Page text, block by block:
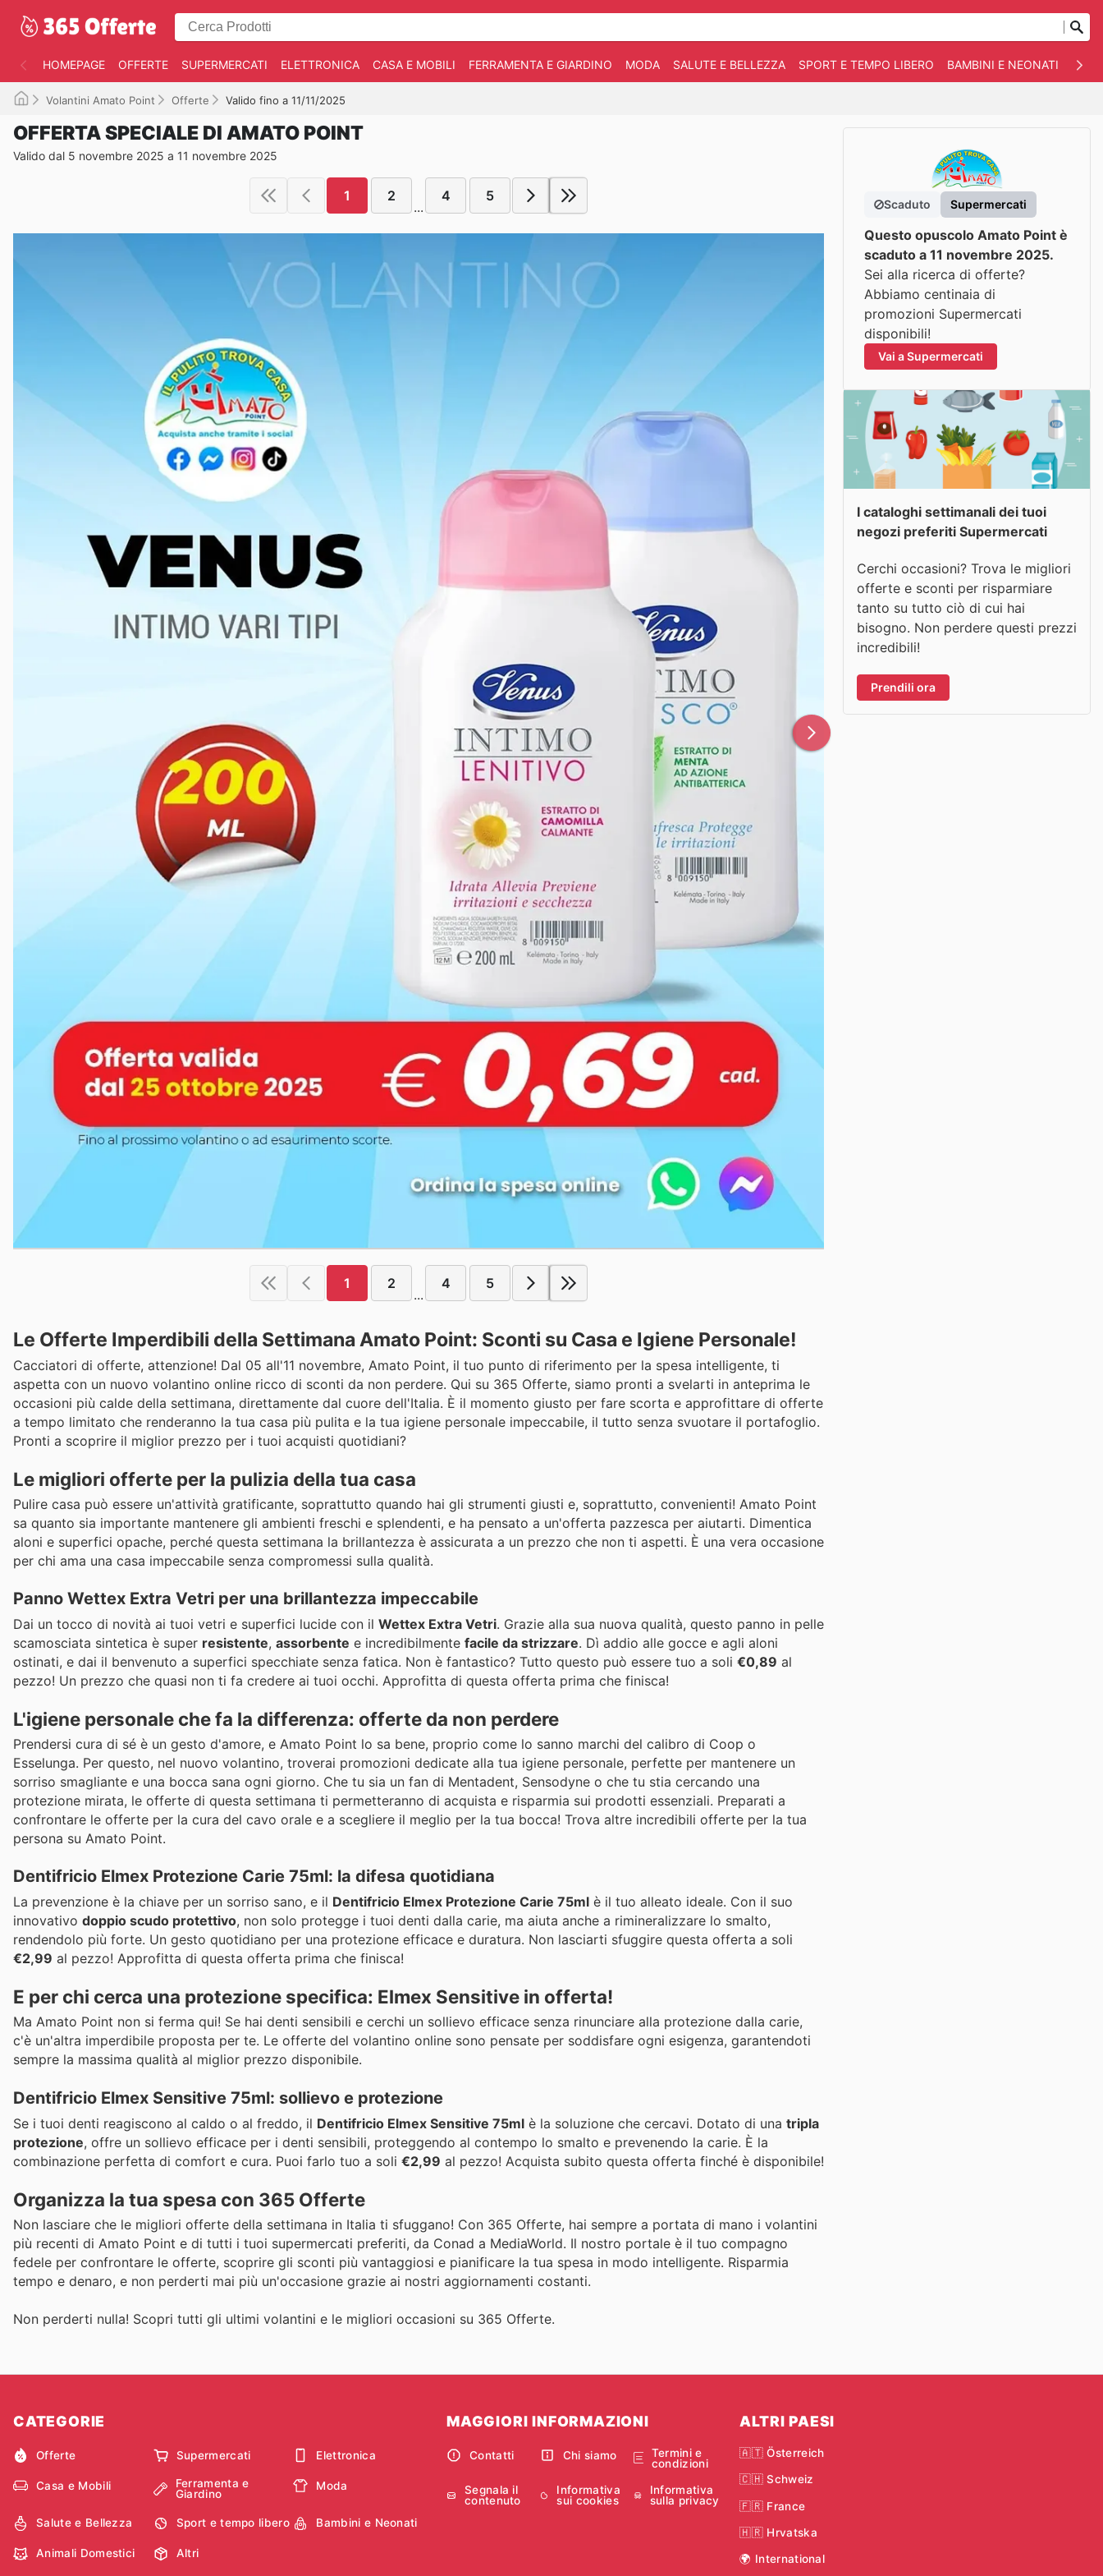
HOMEPAGE OFFERTE SUPERMERCATI ELETTRONICA CASA E MOBILI FERRAMENTA E GIARDINO MODA SALUTE E BELLEZZA SPORT E TEMPO LIBERO BAMBINI E NEONATI
Volantini Amato Point Offerte Valido fino a 11/11/2025
OFFERTA SPECIALE DI AMATO POINT
Valido dal 5 novembre 2025 a 11 novembre 2025
1 2
...
4 5
1 2
...
4 5
Le Offerte Imperdibili della Settimana Amato Point: Sconti su Casa e Igiene Personale!
Cacciatori di offerte, attenzione! Dal 05 all'11 novembre, Amato Point, il tuo punto di riferimento per la spesa intelligente, ti
aspetta con un nuovo volantino online ricco di sconti da non perdere. Qui su 365 Offerte, siamo pronti a svelarti in anteprima le
occasioni più calde della settimana, direttamente dal cuore dell'Italia. È il momento giusto per fare scorta e approfittare di offerte
a tempo limitato che renderanno la tua casa più pulita e la tua igiene personale impeccabile, il tutto senza svuotare il portafoglio.
Pronti a scoprire il miglior prezzo per i tuoi acquisti quotidiani?
Le migliori offerte per la pulizia della tua casa
Pulire casa può essere un'attività gratificante, soprattutto quando hai gli strumenti giusti e, soprattutto, convenienti! Amato Point
sa quanto sia importante mantenere gli ambienti freschi e splendenti, e ha pensato a un'offerta pazzesca per aiutarti. Dimentica
aloni e superfici opache, perché questa settimana la brillantezza è assicurata a un prezzo che non ti aspetti. È una vera occasione
per chi ama una casa impeccabile senza compromessi sulla qualità.
Panno Wettex Extra Vetri per una brillantezza impeccabile
Dai un tocco di novità ai tuoi vetri e superfici lucide con il Wettex Extra Vetri. Grazie alla sua nuova qualità, questo panno in pelle
scamosciata sintetica è super resistente, assorbente e incredibilmente facile da strizzare. Dì addio alle gocce e agli aloni
ostinati, e dai il benvenuto a superfici specchiate senza fatica. Non è fantastico? Tutto questo può essere tuo a soli €0,89 al
pezzo! Un prezzo che quasi non ti fa credere ai tuoi occhi. Approfitta di questa offerta prima che finisca!
L'igiene personale che fa la differenza: offerte da non perdere
Prendersi cura di sé è un gesto d'amore, e Amato Point lo sa bene, proprio come lo sanno marchi del calibro di Coop o
Esselunga. Per questo, nel nuovo volantino, troverai promozioni dedicate alla tua igiene personale, perfette per mantenere un
sorriso smagliante e una bocca sana ogni giorno. Che tu sia un fan di Mentadent, Sensodyne o che tu stia cercando una
protezione mirata, le offerte di questa settimana ti permetteranno di acquista e risparmia sui prodotti essenziali. Preparati a
confrontare le offerte per la cura del cavo orale e a scegliere il meglio per la tua bocca! Trova altre incredibili offerte per la tua
persona su Amato Point.
Dentifricio Elmex Protezione Carie 75ml: la difesa quotidiana
La prevenzione è la chiave per un sorriso sano, e il Dentifricio Elmex Protezione Carie 75ml è il tuo alleato ideale. Con il suo
innovativo doppio scudo protettivo, non solo protegge i tuoi denti dalla carie, ma aiuta anche a rimineralizzare lo smalto,
rendendolo più forte. Un gesto quotidiano per una protezione efficace e duratura. Non lasciarti sfuggire questa offerta a soli
€2,99 al pezzo! Approfitta di questa offerta prima che finisca!
E per chi cerca una protezione specifica: Elmex Sensitive in offerta!
Ma Amato Point non si ferma qui! Se hai denti sensibili e cerchi un sollievo efficace senza rinunciare alla protezione dalla carie,
c'è un'altra imperdibile proposta per te. Le offerte del volantino online sono pensate per soddisfare ogni esigenza, garantendoti
sempre la massima qualità al miglior prezzo disponibile.
Dentifricio Elmex Sensitive 75ml: sollievo e protezione
Se i tuoi denti reagiscono al caldo o al freddo, il Dentifricio Elmex Sensitive 75ml è la soluzione che cercavi. Dotato di una tripla
protezione, offre un sollievo efficace per i denti sensibili, proteggendo al contempo lo smalto e prevenendo la carie. È la
combinazione perfetta di comfort e cura. Puoi farlo tuo a soli €2,99 al pezzo! Acquista subito questa offerta finché è disponibile!
Organizza la tua spesa con 365 Offerte
Non lasciare che le migliori offerte della settimana in Italia ti sfuggano! Con 365 Offerte, hai sempre a portata di mano i volantini
più recenti di Amato Point e di tutti i tuoi supermercati preferiti, da Conad a MediaWorld. Il nostro portale è il tuo compagno
fedele per confrontare le offerte, scoprire gli sconti più vantaggiosi e pianificare la tua spesa in modo intelligente. Risparmia
tempo e denaro, e non perderti mai più un'occasione grazie ai nostri aggiornamenti costanti.
Non perderti nulla! Scopri tutti gli ultimi volantini e le migliori occasioni su 365 Offerte.
Scaduto Supermercati
Questo opuscolo Amato Point è
scaduto a 11 novembre 2025.
Sei alla ricerca di offerte?
Abbiamo centinaia di
promozioni Supermercati
disponibili!
Vai a Supermercati
I cataloghi settimanali dei tuoi
negozi preferiti Supermercati
Cerchi occasioni? Trova le migliori
offerte e sconti per risparmiare
tanto su tutto ciò di cui hai
bisogno. Non perdere questi prezzi
incredibili!
Prendili ora
CATEGORIE
Offerte Supermercati Elettronica
Casa e Mobili
Ferramenta e
Giardino
Moda
Salute e Bellezza Sport e tempo libero Bambini e Neonati
Animali Domestici Altri
MAGGIORI INFORMAZIONI
Contatti Chi siamo
Termini e
condizioni
Segnala il
contenuto
Informativa
sui cookies
Informativa
sulla privacy
ALTRI PAESI
🇦🇹 Österreich
🇨🇭 Schweiz
🇫🇷 France
🇭🇷 Hrvatska
🌍 International